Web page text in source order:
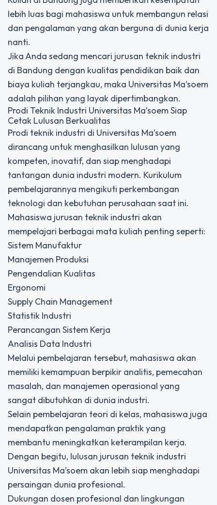
lebih luas bagi mahasiswa untuk membangun relasi
dan pengalaman yang akan berguna di dunia kerja
nanti.
Jika Anda sedang mencari jurusan teknik industri
di Bandung dengan kualitas pendidikan baik dan
biaya kuliah terjangkau, maka Universitas Ma’soem
adalah pilihan yang layak dipertimbangkan.
Prodi Teknik Industri Universitas Ma’soem Siap
Cetak Lulusan Berkualitas
Prodi teknik industri di Universitas Ma’soem
dirancang untuk menghasilkan lulusan yang
kompeten, inovatif, dan siap menghadapi
tantangan dunia industri modern. Kurikulum
pembelajarannya mengikuti perkembangan
teknologi dan kebutuhan perusahaan saat ini.
Mahasiswa jurusan teknik industri akan
mempelajari berbagai mata kuliah penting seperti:
Sistem Manufaktur
Manajemen Produksi
Pengendalian Kualitas
Ergonomi
Supply Chain Management
Statistik Industri
Perancangan Sistem Kerja
Analisis Data Industri
Melalui pembelajaran tersebut, mahasiswa akan
memiliki kemampuan berpikir analitis, pemecahan
masalah, dan manajemen operasional yang
sangat dibutuhkan di dunia industri.
Selain pembelajaran teori di kelas, mahasiswa juga
mendapatkan pengalaman praktik yang
membantu meningkatkan keterampilan kerja.
Dengan begitu, lulusan jurusan teknik industri
Universitas Ma’soem akan lebih siap menghadapi
persaingan dunia profesional.
Dukungan dosen profesional dan lingkungan